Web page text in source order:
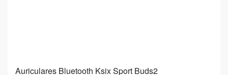
Auriculares Bluetooth Ksix Sport Buds2